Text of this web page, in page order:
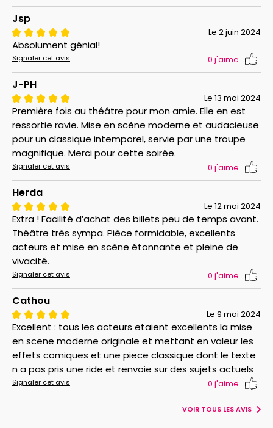
Jsp
Le 2 juin 2024
Absolument génial!
Signaler cet avis 0 j'aime
J-PH
Le 13 mai 2024
Première fois au théâtre pour mon amie. Elle en est
ressortie ravie. Mise en scène moderne et audacieuse
pour un classique intemporel, servie par une troupe
magnifique. Merci pour cette soirée.
Signaler cet avis 0 j'aime
Herda
Le 12 mai 2024
Extra ! Facilité d’achat des billets peu de temps avant.
Théâtre très sympa. Pièce formidable, excellents
acteurs et mise en scène étonnante et pleine de
vivacité.
Signaler cet avis 0 j'aime
Cathou
Le 9 mai 2024
Excellent : tous les acteurs etaient excellents la mise
en scene moderne originale et mettant en valeur les
effets comiques et une piece classique dont le texte
n a pas pris une ride et renvoie sur des sujets actuels
Signaler cet avis 0 j'aime
VOIR TOUS LES AVIS